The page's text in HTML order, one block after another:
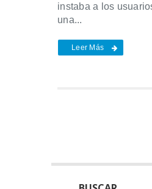
instaba a los
una...
Leer Más